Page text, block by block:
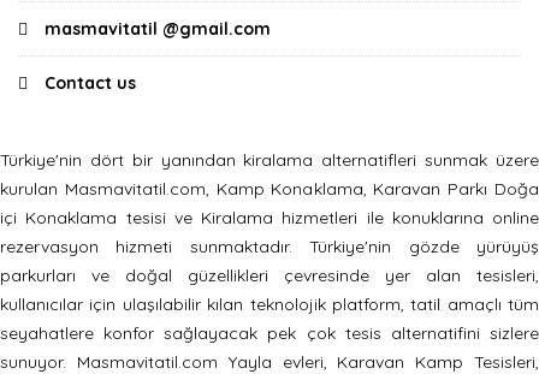
masmavitatil @gmail.com
Contact us
Türkiye'nin dört bir yanından kiralama alternatifleri sunmak üzere
kurulan Masmavitatil.com, Kamp Konaklama, Karavan Parkı Doğa
içi Konaklama tesisi ve Kiralama hizmetleri ile konuklarına online
rezervasyon hizmeti sunmaktadır. Türkiye'nin gözde yürüyüş
parkurları ve doğal güzellikleri çevresinde yer alan tesisleri,
kullanıcılar için ulaşılabilir kılan teknolojik platform, tatil amaçlı tüm
seyahatlere konfor sağlayacak pek çok tesis alternatifini sizlere
sunuyor. Masmavitatil.com Yayla evleri, Karavan Kamp Tesisleri,